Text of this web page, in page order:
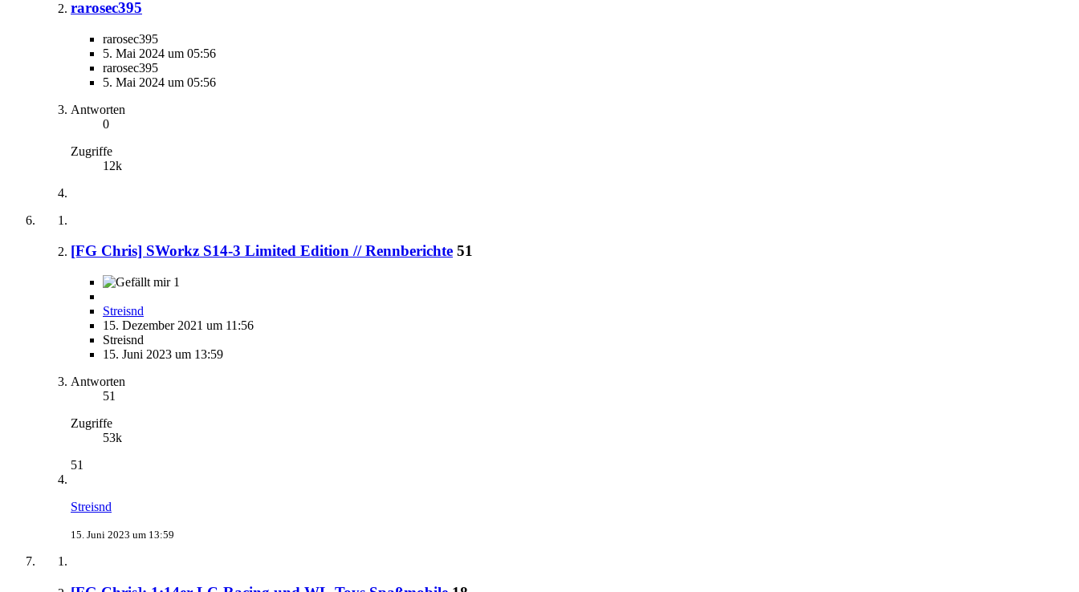
rarosec395
rarosec395
5. Mai 2024 um 05:56
rarosec395
5. Mai 2024 um 05:56
Antworten
0
Zugriffe
12k
[FG Chris] SWorkz S14-3 Limited Edition // Rennberichte 51
1
Streisnd
15. Dezember 2021 um 11:56
Streisnd
15. Juni 2023 um 13:59
Antworten
51
Zugriffe
53k
51
Streisnd
15. Juni 2023 um 13:59